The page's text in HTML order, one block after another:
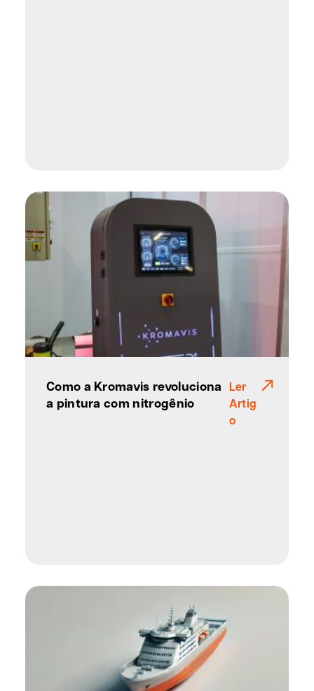
Como a Kromavis revoluciona
a pintura com nitrogênio
Ler
Artig
o